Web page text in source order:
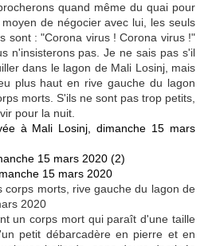
quand même du quai pour
de négocier avec lui, les seuls
sont : "Corona virus ! Corona virus !"
n'insisterons pas. Je ne sais pas s'il
dans le lagon de Mali Losinj, mais
plus haut en rive gauche du lagon
morts. S'ils ne sont pas trop petits,
pour la nuit.
un corps mort qui paraît d'une taille
petit débarcadère en pierre et en